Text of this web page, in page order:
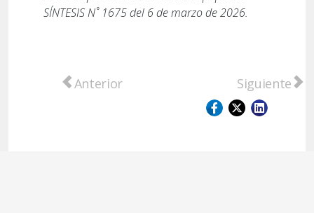
SÍNTESIS N˚ 1675 del 6 de marzo de 2026.
Artículo anterior: Un golpe contra la
Anterior Artículo
Siguiente